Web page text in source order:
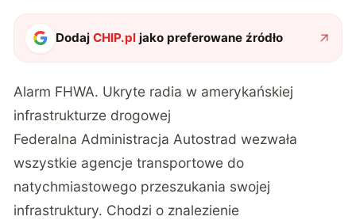
DodajCHIP.pl jako preferowane źródło
Alarm FHWA. Ukryte radia w amerykańskiej
infrastrukturze drogowej
Federalna Administracja Autostrad wezwała
wszystkie agencje transportowe do
natychmiastowego przeszukania swojej
infrastruktury. Chodzi o znalezienie